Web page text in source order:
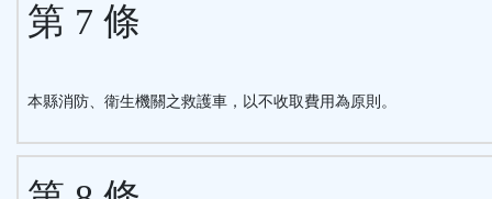
第 7 條
本縣消防、衛生機關之救護車，以不收取費用為原則。